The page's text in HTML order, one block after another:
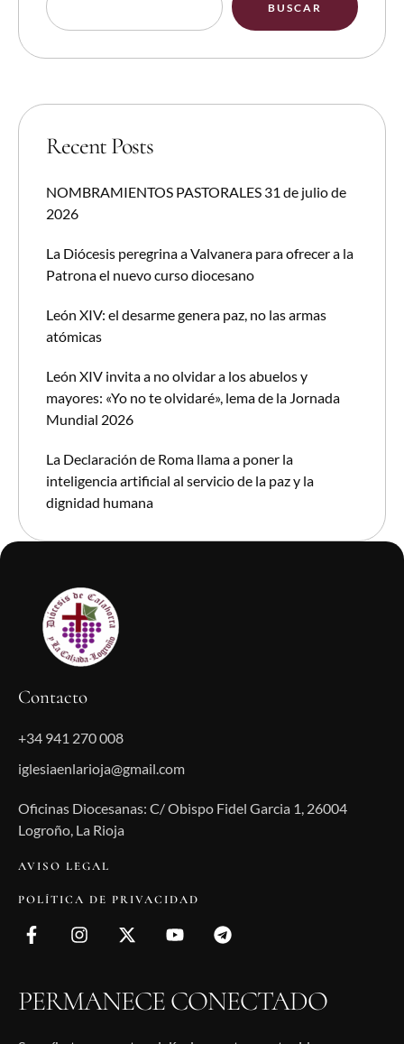
BUSCAR
Recent Posts
NOMBRAMIENTOS PASTORALES 31 de julio de
2026
La Diócesis peregrina a Valvanera para ofrecer a la
Patrona el nuevo curso diocesano
León XIV: el desarme genera paz, no las armas
atómicas
León XIV invita a no olvidar a los abuelos y
mayores: «Yo no te olvidaré», lema de la Jornada
Mundial 2026
La Declaración de Roma llama a poner la
inteligencia artificial al servicio de la paz y la
dignidad humana
Contacto
+34 941 270 008
iglesiaenlarioja@gmail.com
Oficinas Diocesanas: C/ Obispo Fidel Garcia 1, 26004
Logroño, La Rioja
AVISO LEGAL
POLÍTICA DE PRIVACIDAD
PERMANECE CONECTADO